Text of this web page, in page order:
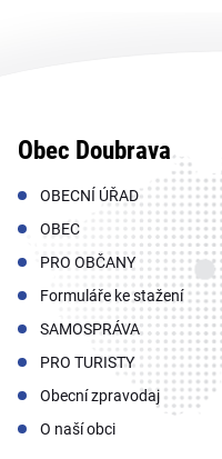
Obec Doubrava
OBECNÍ ÚŘAD
OBEC
PRO OBČANY
Formuláře ke stažení
SAMOSPRÁVA
PRO TURISTY
Obecní zpravodaj
O naší obci